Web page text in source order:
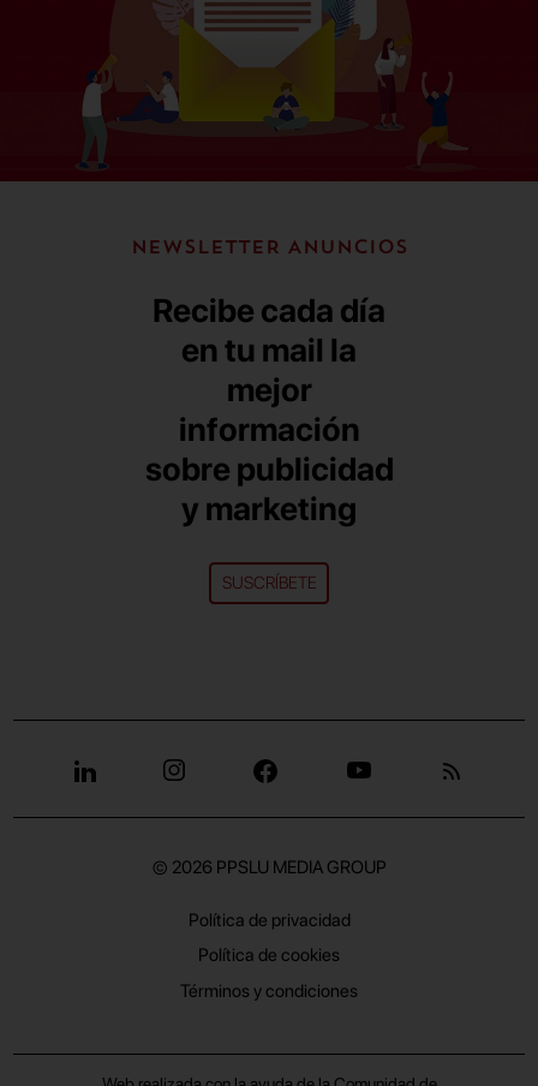
NEWSLETTER ANUNCIOS
Recibe cada día
en tu mail la
mejor
información
sobre publicidad
y marketing
SUSCRÍBETE
© 2026 PPSLU MEDIA GROUP
Política de privacidad
Política de cookies
Términos y condiciones